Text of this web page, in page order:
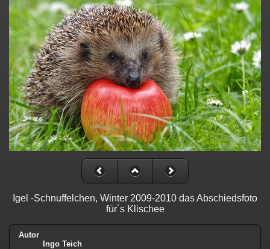
Igel -Schnuffelchen, Winter 2009-2010 das Abschiedsfoto
für´s Klischee
Autor
Ingo Teich